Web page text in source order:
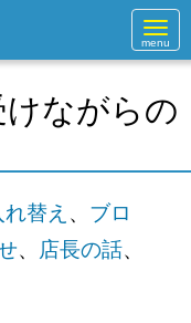
N
a
v
g
a
o
けながらの
替え 、 ブロ
、 店長の話、